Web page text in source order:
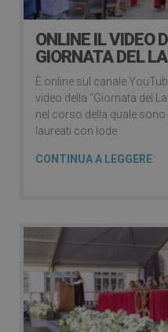
ONLINE IL VIDEO
GIORNATA DEL
È online sul canale
video della “Giornata del
nel corso della quale
laureati con lode.
CONTINUA A LEGGERE